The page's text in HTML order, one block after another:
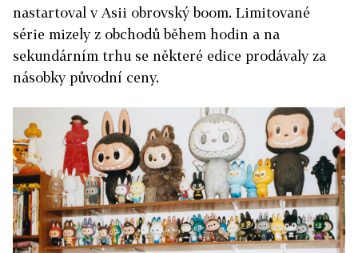
nastartoval v Asii obrovský boom. Limitované
série mizely z obchodů během hodin a na
sekundárním trhu se některé edice prodávaly za
násobky původní ceny.